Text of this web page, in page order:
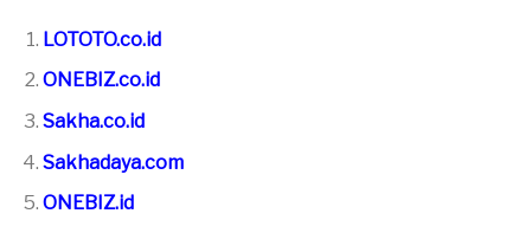
LOTOTO.co.id
ONEBIZ.co.id
Sakha.co.id
Sakhadaya.com
ONEBIZ.id